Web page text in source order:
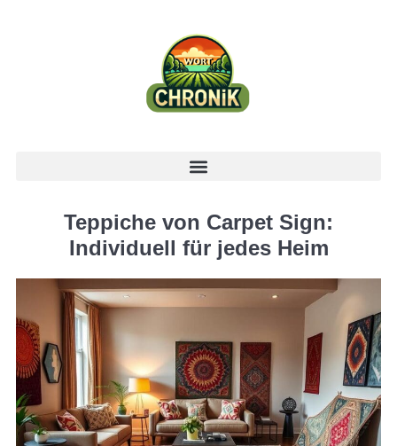
Teppiche von Carpet Sign:
Individuell für jedes Heim